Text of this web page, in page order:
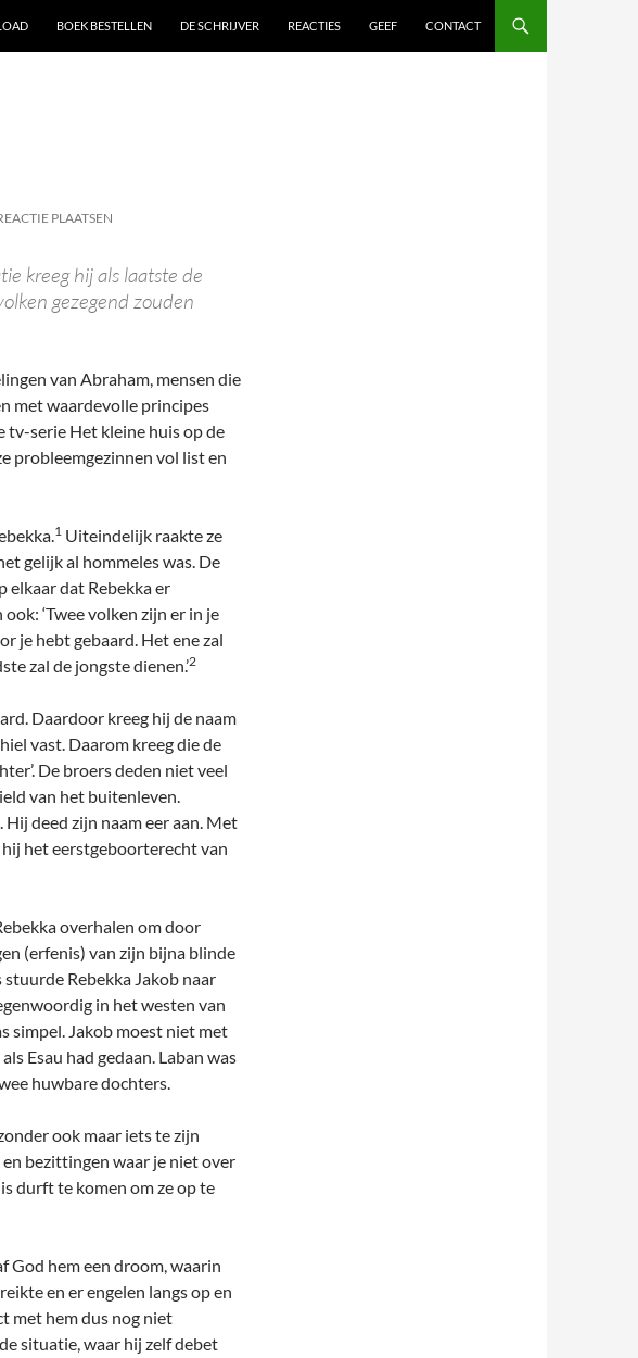
BOEK BESTELLEN DE SCHRIJVER REACTIES GEEF CONTACT
PLAATSEN
kreeg hij als laatste de
gezegend zouden
van Abraham, mensen die
met waardevolle principes
tv-serie Het kleine huis op de
probleemgezinnen vol list en
1 Uiteindelijk raakte ze
gelijk al hommeles was. De
elkaar dat Rebekka er
‘Twee volken zijn er in je
je hebt gebaard. Het ene zal
zal de jongste dienen.’2
Daardoor kreeg hij de naam
vast. Daarom kreeg die de
De broers deden niet veel
van het buitenleven.
Hij deed zijn naam eer aan. Met
het eerstgeboorterecht van
overhalen om door
(erfenis) van zijn bijna blinde
stuurde Rebekka Jakob naar
in het westen van
simpel. Jakob moest niet met
Esau had gedaan. Laban was
huwbare dochters.
ook maar iets te zijn
bezittingen waar je niet over
durft te komen om ze op te
God hem een droom, waarin
en er engelen langs op en
met hem dus nog niet
situatie, waar hij zelf debet